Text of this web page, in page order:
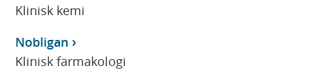
Klinisk kemi
Nobligan
Klinisk farmakologi